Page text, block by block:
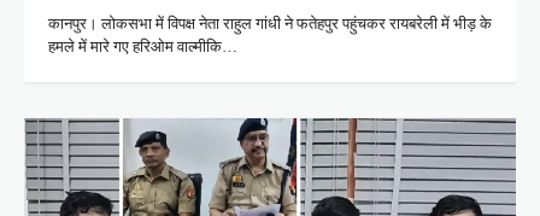
कानपुर। लोकसभा में विपक्ष नेता राहुल गांधी ने फतेहपुर पहुंचकर रायबरेली में भीड़ के
हमले में मारे गए हरिओम वाल्मीकि…